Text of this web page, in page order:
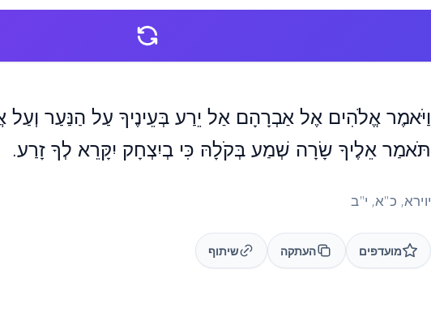
וַיֹּאמֶר אֱלֹהִים אֶל אַבְרָהָם אַל יֵרַע בְּעֵינֶיךָ עַל הַנַּעַר
תֹּאמַר אֵלֶיךָ שָׂרָה שְׁמַע בְּקֹלָהּ כִּי בְיִצְחָק יִקָּרֵא לְךָ זָרַע.
יוירא, כ"א, י"ב
מועדפים העתקה שיתוף